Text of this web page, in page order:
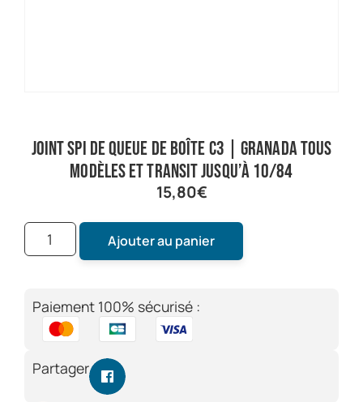
Joint spi de queue de boîte C3 | Granada tous
modèles et Transit jusqu’à 10/84
15,80€
Ajouter au panier
Paiement 100% sécurisé :
Partager